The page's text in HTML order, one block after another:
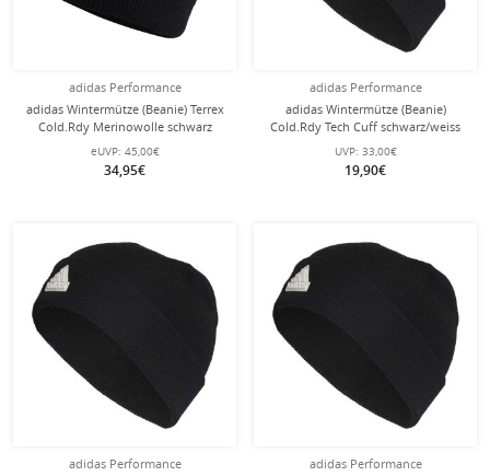
adidas Performance
adidas Wintermütze (Beanie) Terrex
Cold.Rdy Merinowolle schwarz
Kinder/Jugendliche
eUVP: 45,00€
34,95€
adidas Performance
adidas Wintermütze (Beanie)
Cold.Rdy Tech Cuff schwarz/weiss
Kinder/Jugendliche
UVP: 33,00€
19,90€
adidas Performance
adidas Performance